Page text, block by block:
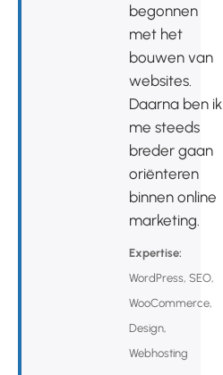
begonnen
met het
bouwen van
websites.
Daarna ben ik
me steeds
breder gaan
oriënteren
binnen online
marketing.
Expertise:
WordPress, SEO,
WooCommerce,
Design,
Webhosting